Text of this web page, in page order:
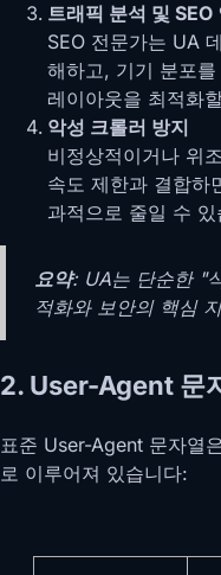
트래픽 분석 및 SEO
SEO 전문가는 UA
해하고, 기기 분포
레이아웃을 최적화
악성 크롤러 방지
비정상적이거나 위
속도 제한과 결합하
과적으로 줄일 수 있
요약: UA는 단순한 "
적화와 보안의 핵심
2. User-Agent 문
표준 User-Agent 문자열
로 이루어져 있습니다: